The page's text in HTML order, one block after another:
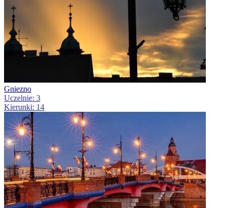
Gniezno
Uczelnie: 3
Kierunki: 14